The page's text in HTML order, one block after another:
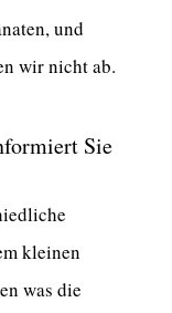
und
wir nicht ab.
Sie
kleinen
was die